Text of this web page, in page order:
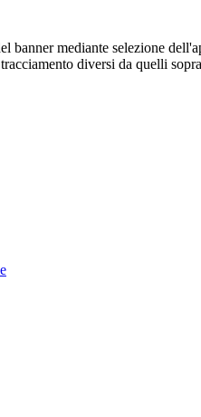
banner mediante selezione
diversi da quelli